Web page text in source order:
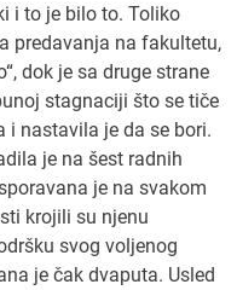
i to je bilo to. Toliko
predavanja na fakultetu,
dok je sa druge strane
stagnaciji što se tiče
i nastavila je da se bori.
je na šest radnih
je na svakom
krojili su njenu
svog voljenog
je čak dvaputa. Usled